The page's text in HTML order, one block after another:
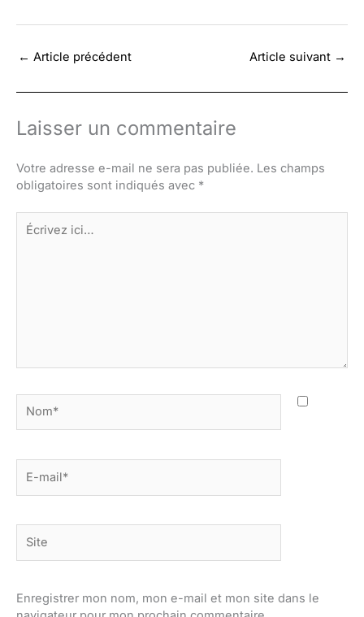
← Article précédent Article suivant →
Laisser un commentaire
Votre adresse e-mail ne sera pas publiée. Les champs
obligatoires sont indiqués avec *
Écrivez
ici…
mail*
Enregistrer mon nom, mon e-mail et mon site dans le